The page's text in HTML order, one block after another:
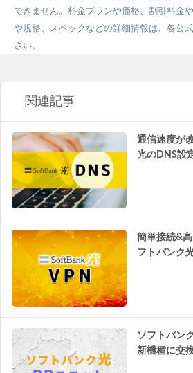
できません。料金プランや価格、割引料金
や規格、スペックなどの詳細情報は、各公
さい。
関連記事
通信速度が
光のDNS設
簡単接続&
フトバンク
ソフトバン
新機種に交